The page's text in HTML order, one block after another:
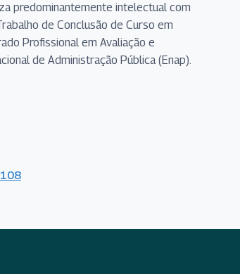
predominantemente intelectual com
de Conclusão de Curso em
Profissional em Avaliação e
de Administração Pública (Enap).